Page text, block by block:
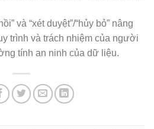
và “xét duyệt”/“hủy bỏ” nâng
trình và trách nhiệm của người
tính an ninh của dữ liệu.